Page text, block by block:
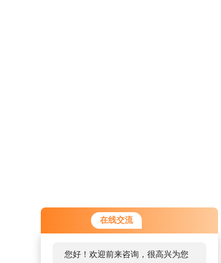
在线交流
您好！欢迎前来咨询，很高兴为您